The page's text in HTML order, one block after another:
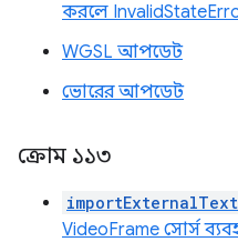
করলে
WGSL আপডেট
ভোরের আপডেট
ক্রোম ১১৩
VideoFrame সোর্স